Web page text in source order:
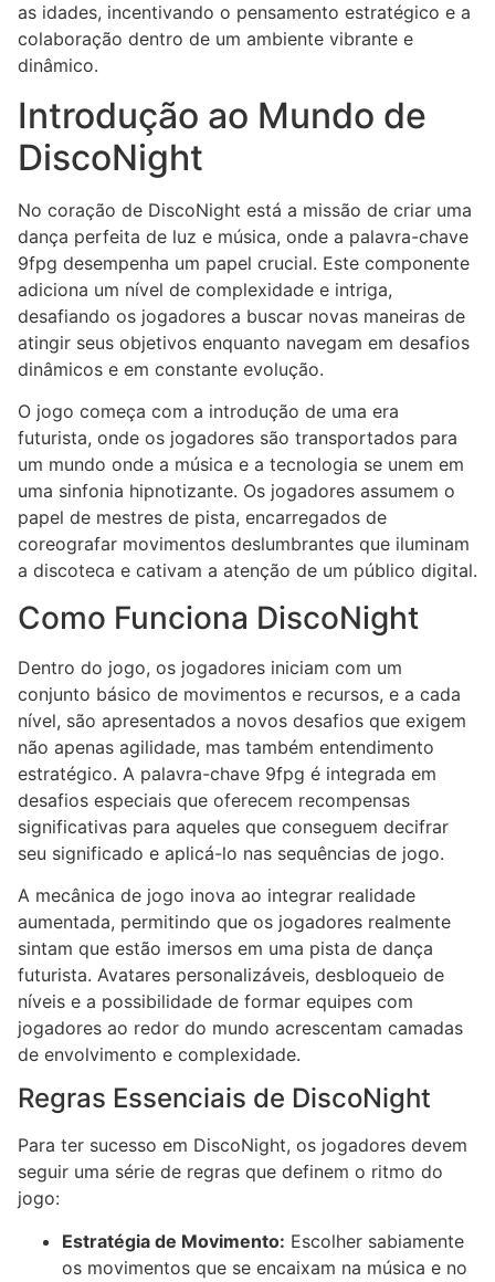
as idades, incentivando o pensamento estratégico e a
colaboração dentro de um ambiente vibrante e
dinâmico.
Introdução ao Mundo de
DiscoNight
No coração de DiscoNight está a missão de criar uma
dança perfeita de luz e música, onde a palavra-chave
9fpg desempenha um papel crucial. Este componente
adiciona um nível de complexidade e intriga,
desafiando os jogadores a buscar novas maneiras de
atingir seus objetivos enquanto navegam em desafios
dinâmicos e em constante evolução.
O jogo começa com a introdução de uma era
futurista, onde os jogadores são transportados para
um mundo onde a música e a tecnologia se unem em
uma sinfonia hipnotizante. Os jogadores assumem o
papel de mestres de pista, encarregados de
coreografar movimentos deslumbrantes que iluminam
a discoteca e cativam a atenção de um público digital.
Como Funciona DiscoNight
Dentro do jogo, os jogadores iniciam com um
conjunto básico de movimentos e recursos, e a cada
nível, são apresentados a novos desafios que exigem
não apenas agilidade, mas também entendimento
estratégico. A palavra-chave 9fpg é integrada em
desafios especiais que oferecem recompensas
significativas para aqueles que conseguem decifrar
seu significado e aplicá-lo nas sequências de jogo.
A mecânica de jogo inova ao integrar realidade
aumentada, permitindo que os jogadores realmente
sintam que estão imersos em uma pista de dança
futurista. Avatares personalizáveis, desbloqueio de
níveis e a possibilidade de formar equipes com
jogadores ao redor do mundo acrescentam camadas
de envolvimento e complexidade.
Regras Essenciais de DiscoNight
Para ter sucesso em DiscoNight, os jogadores devem
seguir uma série de regras que definem o ritmo do
jogo:
Estratégia de Movimento: Escolher sabiamente
os movimentos que se encaixam na música e no